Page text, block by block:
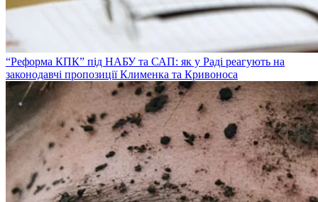
“Реформа КПК” під НАБУ та САП: як у Раді реагують на
законодавчі пропозиції Клименка та Кривоноса